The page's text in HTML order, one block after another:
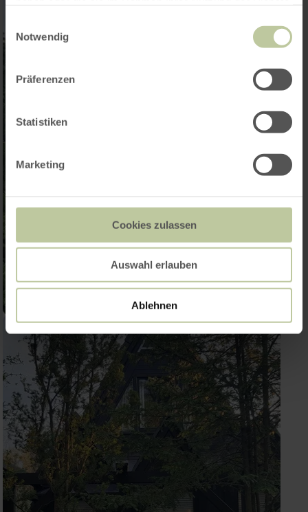
Notwendig
Präferenzen
Statistiken
Marketing
Cookies zulassen
Auswahl erlauben
Ablehnen